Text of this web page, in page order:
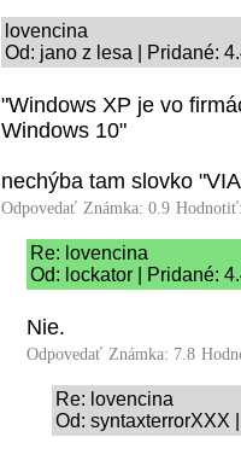
lovencina
Od: jano z lesa | Pridané:
"Windows XP je vo
Windows 10"
nechýba tam slovko
Odpovedať Známka: 0.9
Re: lovencina
Od: lockator | Pridané:
Nie.
Odpovedať Známka: 7.8
Re: lovencina
Od: syntaxterrorXXX